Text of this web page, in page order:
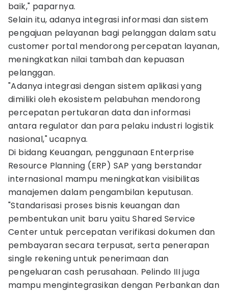
baik," paparnya.
Selain itu, adanya integrasi informasi dan sistem
pengajuan pelayanan bagi pelanggan dalam satu
customer portal mendorong percepatan layanan,
meningkatkan nilai tambah dan kepuasan
pelanggan.
"Adanya integrasi dengan sistem aplikasi yang
dimiliki oleh ekosistem pelabuhan mendorong
percepatan pertukaran data dan informasi
antara regulator dan para pelaku industri logistik
nasional," ucapnya.
Di bidang Keuangan, penggunaan Enterprise
Resource Planning (ERP) SAP yang berstandar
internasional mampu meningkatkan visibilitas
manajemen dalam pengambilan keputusan.
"Standarisasi proses bisnis keuangan dan
pembentukan unit baru yaitu Shared Service
Center untuk percepatan verifikasi dokumen dan
pembayaran secara terpusat, serta penerapan
single rekening untuk penerimaan dan
pengeluaran cash perusahaan. Pelindo III juga
mampu mengintegrasikan dengan Perbankan dan